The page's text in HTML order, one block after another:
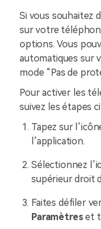
Si vous souhaitez
sur votre
options. Vous
automatiques sur
mode “Pas de
Pour activer les
suivez les étapes
Tapez sur
l’application.
Sélectionnez
supérieur droit
Faites défiler
Paramètreset